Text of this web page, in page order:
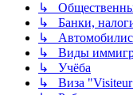
↳
↳ Банки,
↳
↳ Виды
↳ Учёба
↳ Виза